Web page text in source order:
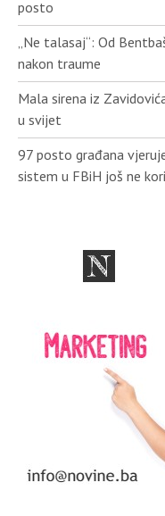
posto
„Ne talasaj“: Od
nakon traume
Mala sirena iz
u svijet
97 posto građana
sistem u FBiH još ne